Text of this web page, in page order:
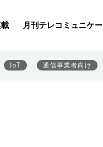
月刊テレコミュニケ
IoT 通信事業者向け